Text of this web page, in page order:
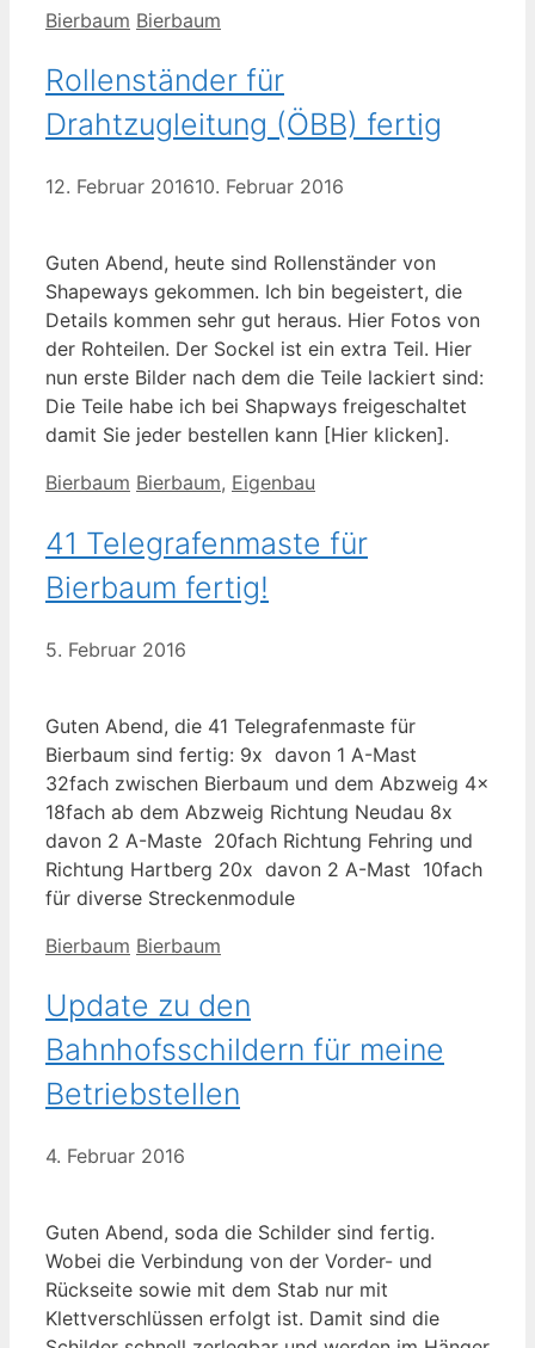
Kategorien
Bierbaum Schlagwörter
Bierbaum
Rollenständer für
Drahtzugleitung (ÖBB) fertig
12. Februar 201610. Februar 2016
Guten Abend, heute sind Rollenständer von
Shapeways gekommen. Ich bin begeistert, die
Details kommen sehr gut heraus. Hier Fotos von
der Rohteilen. Der Sockel ist ein extra Teil. Hier
nun erste Bilder nach dem die Teile lackiert sind:
Die Teile habe ich bei Shapways freigeschaltet
damit Sie jeder bestellen kann [Hier klicken].
Kategorien
Bierbaum Schlagwörter
Bierbaum, Eigenbau
41 Telegrafenmaste für
Bierbaum fertig!
5. Februar 2016
Guten Abend, die 41 Telegrafenmaste für
Bierbaum sind fertig: 9x davon 1 A-Mast
32fach zwischen Bierbaum und dem Abzweig 4x
18fach ab dem Abzweig Richtung Neudau 8x
davon 2 A-Maste 20fach Richtung Fehring und
Richtung Hartberg 20x davon 2 A-Mast 10fach
für diverse Streckenmodule
Kategorien
Bierbaum Schlagwörter
Bierbaum
Update zu den
Bahnhofsschildern für meine
Betriebstellen
4. Februar 2016
Guten Abend, soda die Schilder sind fertig.
Wobei die Verbindung von der Vorder- und
Rückseite sowie mit dem Stab nur mit
Klettverschlüssen erfolgt ist. Damit sind die